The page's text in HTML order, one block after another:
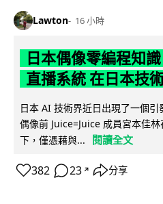
Lawton 16 小時
日本偶像零編程知
直播系統 在日本技
日本 AI 技術界近日出現了一個
偶像前 Juice=Juice 成員宮本佳
下，僅憑藉與...
閱讀全文
382 23 ↗ 分享